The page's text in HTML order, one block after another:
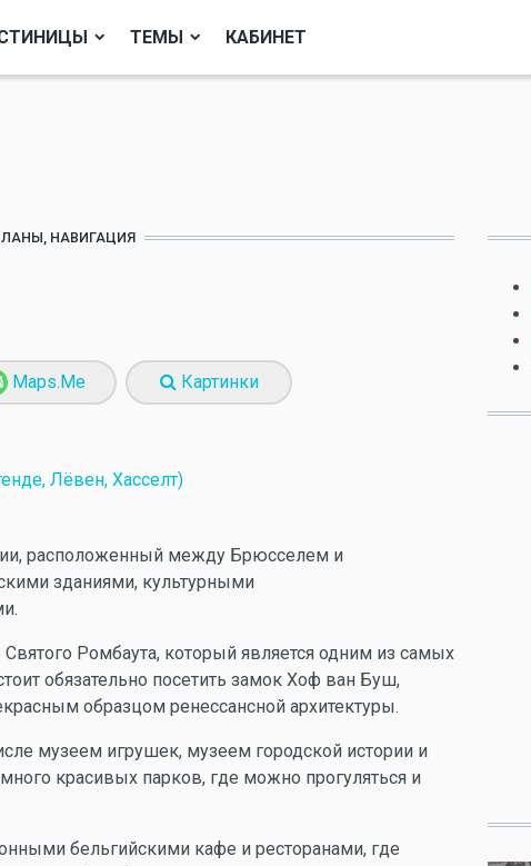
ТЕМЫ КАБИНЕТ
НАВИГАЦИЯ
Maps.Me Картинки
Лёвен, Хасселт)
расположенный между Брюсселем и
зданиями, культурными
Ромбаута, который является одним из самых
обязательно посетить замок Хоф ван Буш,
образцом ренессансной архитектуры.
музеем игрушек, музеем городской истории и
красивых парков, где можно прогуляться и
бельгийскими кафе и ресторанами, где